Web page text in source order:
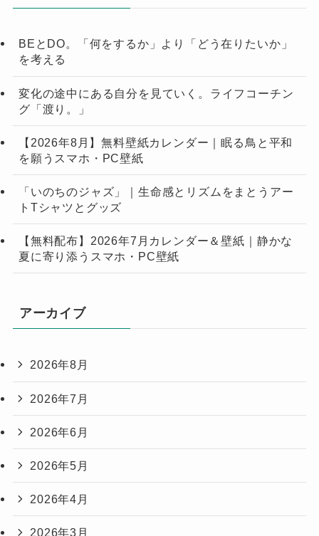
BEとDO。「何をするか」より「どう在りたいか」
を考える
変化の途中にある自分を見ていく。ライフコーチン
グ「渡り。」
【2026年8月】無料壁紙カレンダー｜眠る鳥と平和
を願うスマホ・PC壁紙
「いのちのジャズ」｜生命感とリズムをまとうアー
トTシャツとグッズ
【無料配布】2026年7月カレンダー＆壁紙｜静かな
夏に寄り添うスマホ・PC壁紙
アーカイブ
2026年8月
2026年7月
2026年6月
2026年5月
2026年4月
2026年3月